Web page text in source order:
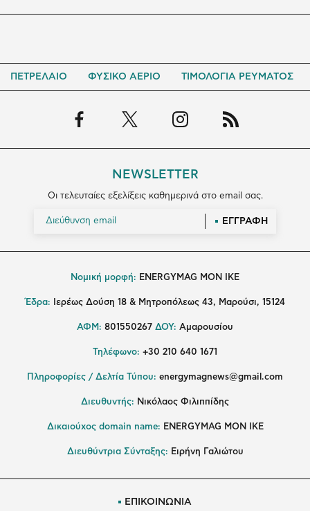
ΠΕΤΡΕΛΑΙΟ ΦΥΣΙΚΟ ΑΕΡΙΟ ΤΙΜΟΛΟΓΙΑ ΡΕΥΜΑΤΟΣ
NEWSLETTER
Οι τελευταίες εξελίξεις καθημερινά στο email σας.
ΕΓΓΡΑΦΗ
Νομική μορφή: ENERGYMAG MON IKE
Έδρα: Ιερέως Δούση 18 & Μητροπόλεως 43, Μαρούσι, 15124
ΑΦΜ: 801550267 ΔΟΥ: Αμαρουσίου
Τηλέφωνο: +30 210 640 1671
Πληροφορίες / Δελτία Τύπου: energymagnews@gmail.com
Διευθυντής: Νικόλαος Φιλιππίδης
Δικαιούχος domain name: ENERGYMAG ΜΟΝ ΙΚΕ
Διευθύντρια Σύνταξης: Ειρήνη Γαλιώτου
ΕΠΙΚΟΙΝΩΝΙΑ